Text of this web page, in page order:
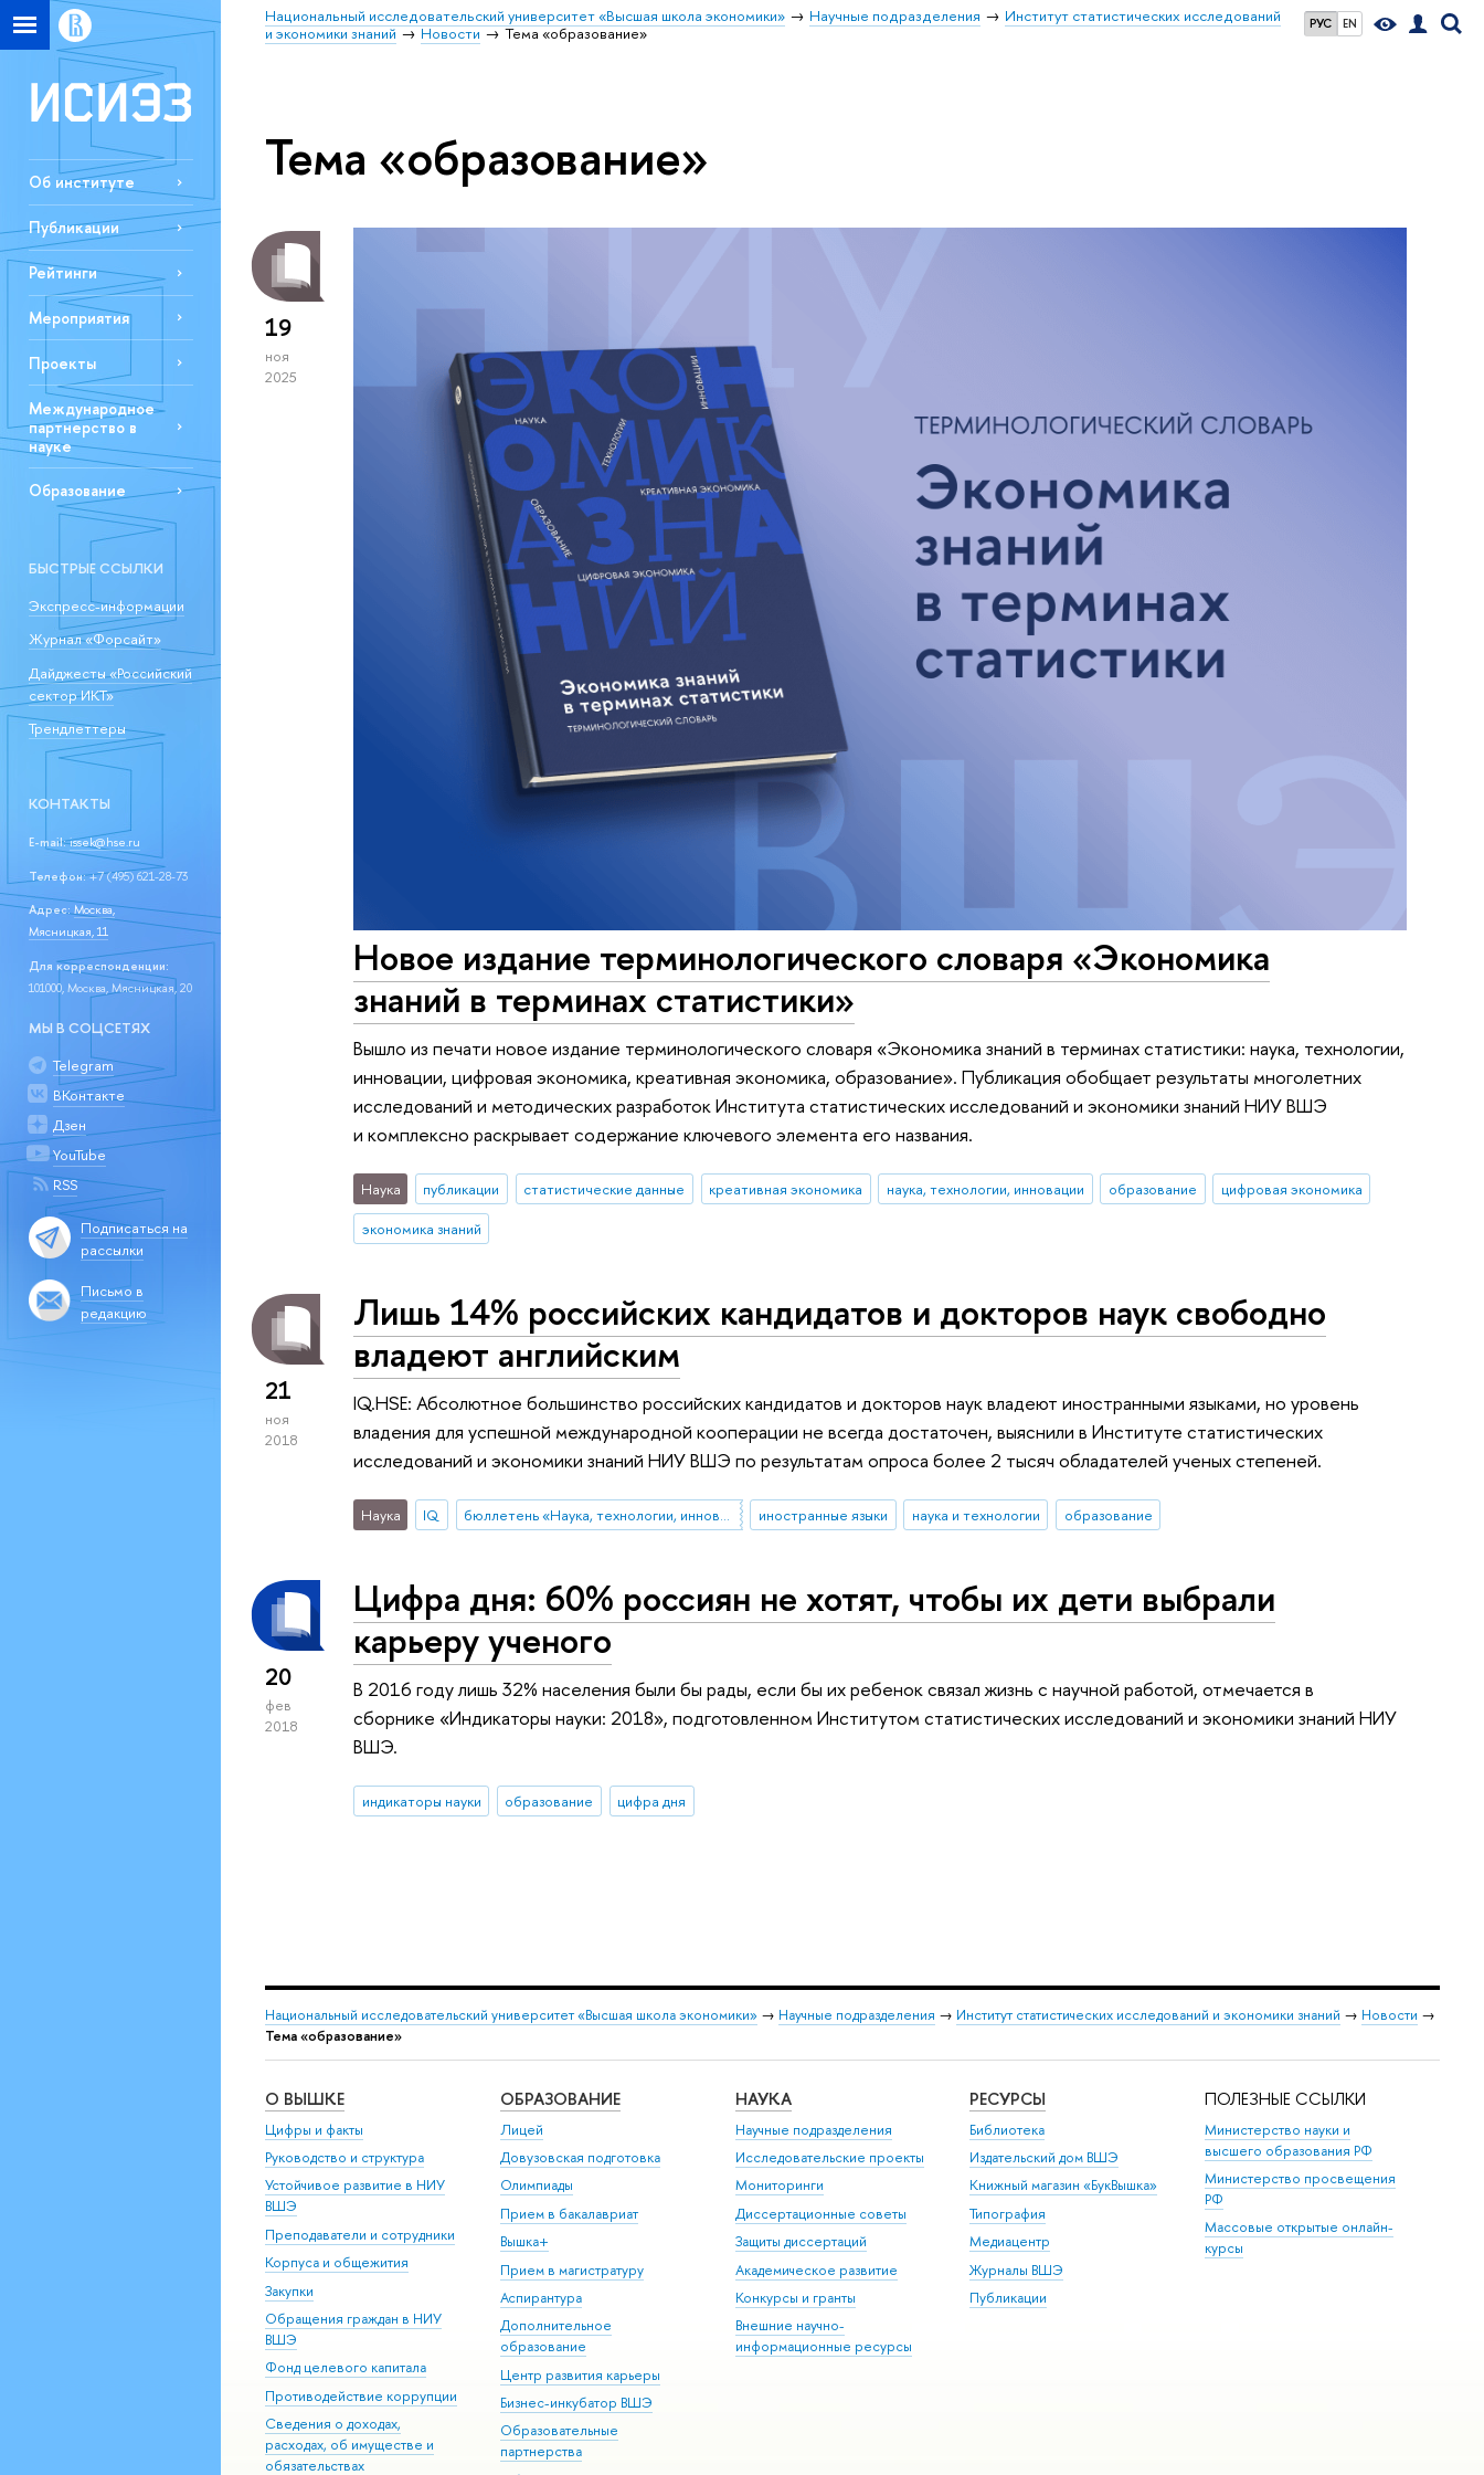
РУС EN
Национальный исследовательский университет «Высшая школа экономики» Научные подразделения
Институт статистических исследований
и экономики знаний
Новости Тема «образование»
Об институте
Публикации
Рейтинги
Мероприятия
Проекты
Международное
партнерство в
науке
Образование
БЫСТРЫЕ ССЫЛКИ
Экспресс-информации
Журнал «Форсайт»
Дайджесты «Российский
сектор ИКТ»
Трендлеттеры
КОНТАКТЫ
E-mail:issek@hse.ru
Телефон:+7 (495) 621-28-73
Адрес: Москва,
Мясницкая, 11
Для корреспонденции:
101000, Москва, Мясницкая, 20
МЫ В СОЦСЕТЯХ
Telegram
ВКонтакте
Дзен
YouTube
RSS
Подписаться на
рассылки
Письмо в
редакцию
Тема «образование»
19
ноя
2025
Новое издание терминологического словаря «Экономика
знаний в терминах статистики»
Вышло из печати новое издание терминологического словаря «Экономика знаний в терминах статистики: наука, технологии,
инновации, цифровая экономика, креативная экономика, образование». Публикация обобщает результаты многолетних
исследований и методических разработок Института статистических исследований и экономики знаний НИУ ВШЭ
и комплексно раскрывает содержание ключевого элемента его названия.
Наука публикации статистические данные креативная экономика наука, технологии, инновации образование
цифровая экономика
экономика знаний
21
ноя
2018
Лишь 14% российских кандидатов и докторов наук свободно
владеют английским
IQ.HSE: Абсолютное большинство российских кандидатов и докторов наук владеют иностранными языками, но уровень
владения для успешной международной кооперации не всегда достаточен, выяснили в Институте статистических
исследований и экономики знаний НИУ ВШЭ по результатам опроса более 2 тысяч обладателей ученых степеней.
Наука IQ бюллетень «Наука, технологии, инновации» иностранные языки наука и технологии образование
20
фев
2018
Цифра дня: 60% россиян не хотят, чтобы их дети выбрали
карьеру ученого
В 2016 году лишь 32% населения были бы рады, если бы их ребенок связал жизнь с научной работой, отмечается в
сборнике «Индикаторы науки: 2018», подготовленном Институтом статистических исследований и экономики знаний НИУ
ВШЭ.
индикаторы науки образование цифра дня
Национальный исследовательский университет «Высшая школа экономики» → Научные подразделения → Институт статистических исследований и экономики знаний → Новости →
Тема «образование»
О ВЫШКЕ
Цифры и факты
Руководство и структура
Устойчивое развитие в НИУ
ВШЭ
Преподаватели и сотрудники
Корпуса и общежития
Закупки
Обращения граждан в НИУ
ВШЭ
Фонд целевого капитала
Противодействие коррупции
Сведения о доходах,
расходах, об имуществе и
обязательствах
ОБРАЗОВАНИЕ
Лицей
Довузовская подготовка
Олимпиады
Прием в бакалавриат
Вышка+
Прием в магистратуру
Аспирантура
Дополнительное
образование
Центр развития карьеры
Бизнес-инкубатор ВШЭ
Образовательные
партнерства
НАУКА
Научные подразделения
Исследовательские проекты
Мониторинги
Диссертационные советы
Защиты диссертаций
Академическое развитие
Конкурсы и гранты
Внешние научно-
информационные ресурсы
РЕСУРСЫ
Библиотека
Издательский дом ВШЭ
Книжный магазин «БукВышка»
Типография
Медиацентр
Журналы ВШЭ
Публикации
ПОЛЕЗНЫЕ ССЫЛКИ
Министерство науки и
высшего образования РФ
Министерство просвещения
РФ
Массовые открытые онлайн-
курсы